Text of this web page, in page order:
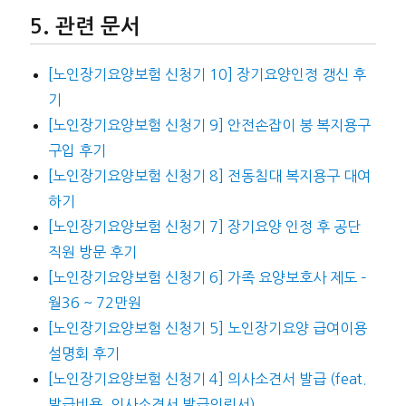
관련 문서
[노인장기요양보험 신청기 10] 장기요양인정 갱신 후
기
[노인장기요양보험 신청기 9] 안전손잡이 봉 복지용구
구입 후기
[노인장기요양보험 신청기 8] 전동침대 복지용구 대여
하기
[노인장기요양보험 신청기 7] 장기요양 인정 후 공단
직원 방문 후기
[노인장기요양보험 신청기 6] 가족 요양보호사 제도 –
월36 ~ 72만원
[노인장기요양보험 신청기 5] 노인장기요양 급여이용
설명회 후기
[노인장기요양보험 신청기 4] 의사소견서 발급 (feat.